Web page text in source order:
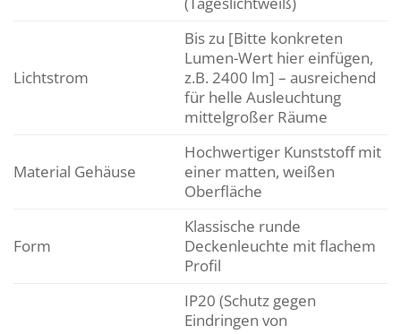
Lichtstrom
Bis zu [Bitte konkreten
Lumen-Wert hier einfügen,
z.B. 2400 lm] – ausreichend
für helle Ausleuchtung
mittelgroßer Räume
Material Gehäuse
Hochwertiger Kunststoff mit
einer matten, weißen
Oberfläche
Form
Klassische runde
Deckenleuchte mit flachem
Profil
IP20 (Schutz gegen
Eindringen von